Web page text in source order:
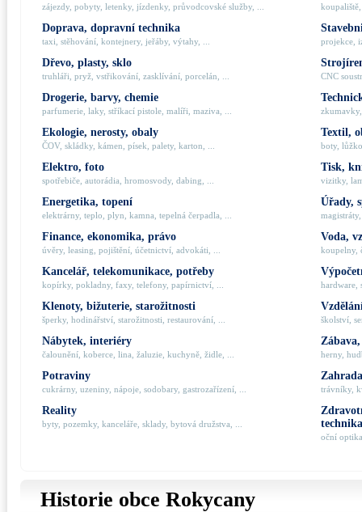
zájezdy, pobyty, letenky, jízdenky, průvodcovské služby, ...
Doprava, dopravní technika
taxi, stěhování, kontejnery, jeřáby, výtahy, ...
Dřevo, plasty, sklo
truhláři, pryž, vstřikování, zasklívání, porcelán, ...
Drogerie, barvy, chemie
parfumerie, laky, stříkací pistole, malíři, maziva, ...
Ekologie, nerosty, obaly
ČOV, skládky, kámen, písek, palety, karton, ...
Elektro, foto
spotřebiče, autorádia, hromosvody, dabing, ...
Energetika, topení
elektrárny, teplo, plyn, kamna, tepelná čerpadla, ...
Finance, ekonomika, právo
úvěry, leasing, pojištění, účetnictví, advokáti, ...
Kancelář, telekomunikace, potřeby
kopírky, pokladny, faxy, telefony, papírnictví, ...
Klenoty, bižuterie, starožitnosti
šperky, hodinářství, starožitnosti, restaurování, ...
Nábytek, interiéry
čalounění, koberce, lina, žaluzie, kuchyně, židle, ...
Potraviny
cukrárny, uzeniny, nápoje, sodobary, gastrozařízení, ...
Reality
byty, pozemky, kanceláře, sklady, bytová družstva, ...
projekce,
CNC
Textil,
boty,
Tisk,
vizitky,
Úřady,
Voda,
koupelny,
hardware,
školství,
herny,
trávníky,
technika
oční
Historie obce Rokycany